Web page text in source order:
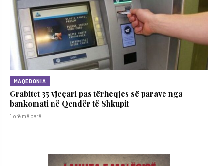
MAQEDONIA
Grabitet 35 vjeçari pas tërheqjes së parave nga
bankomati në Qendër të Shkupit
1 orë më parë